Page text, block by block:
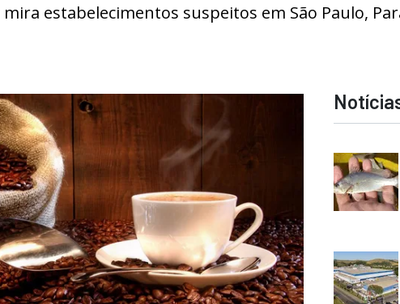
mira estabelecimentos suspeitos em São Paulo,